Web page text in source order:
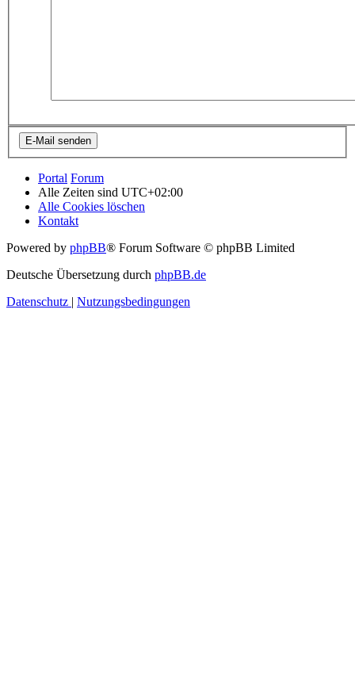
Portal Forum
Alle Zeiten sind UTC+02:00
Alle Cookies löschen
Kontakt
Powered by phpBB® Forum Software © phpBB Limited
Deutsche Übersetzung durch phpBB.de
Datenschutz | Nutzungsbedingungen